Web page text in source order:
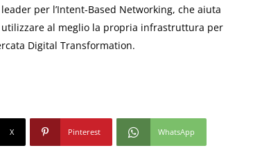
per l’Intent-Based Networking, che aiuta
al meglio la propria infrastruttura per
Digital Transformation.
X Pinterest WhatsApp